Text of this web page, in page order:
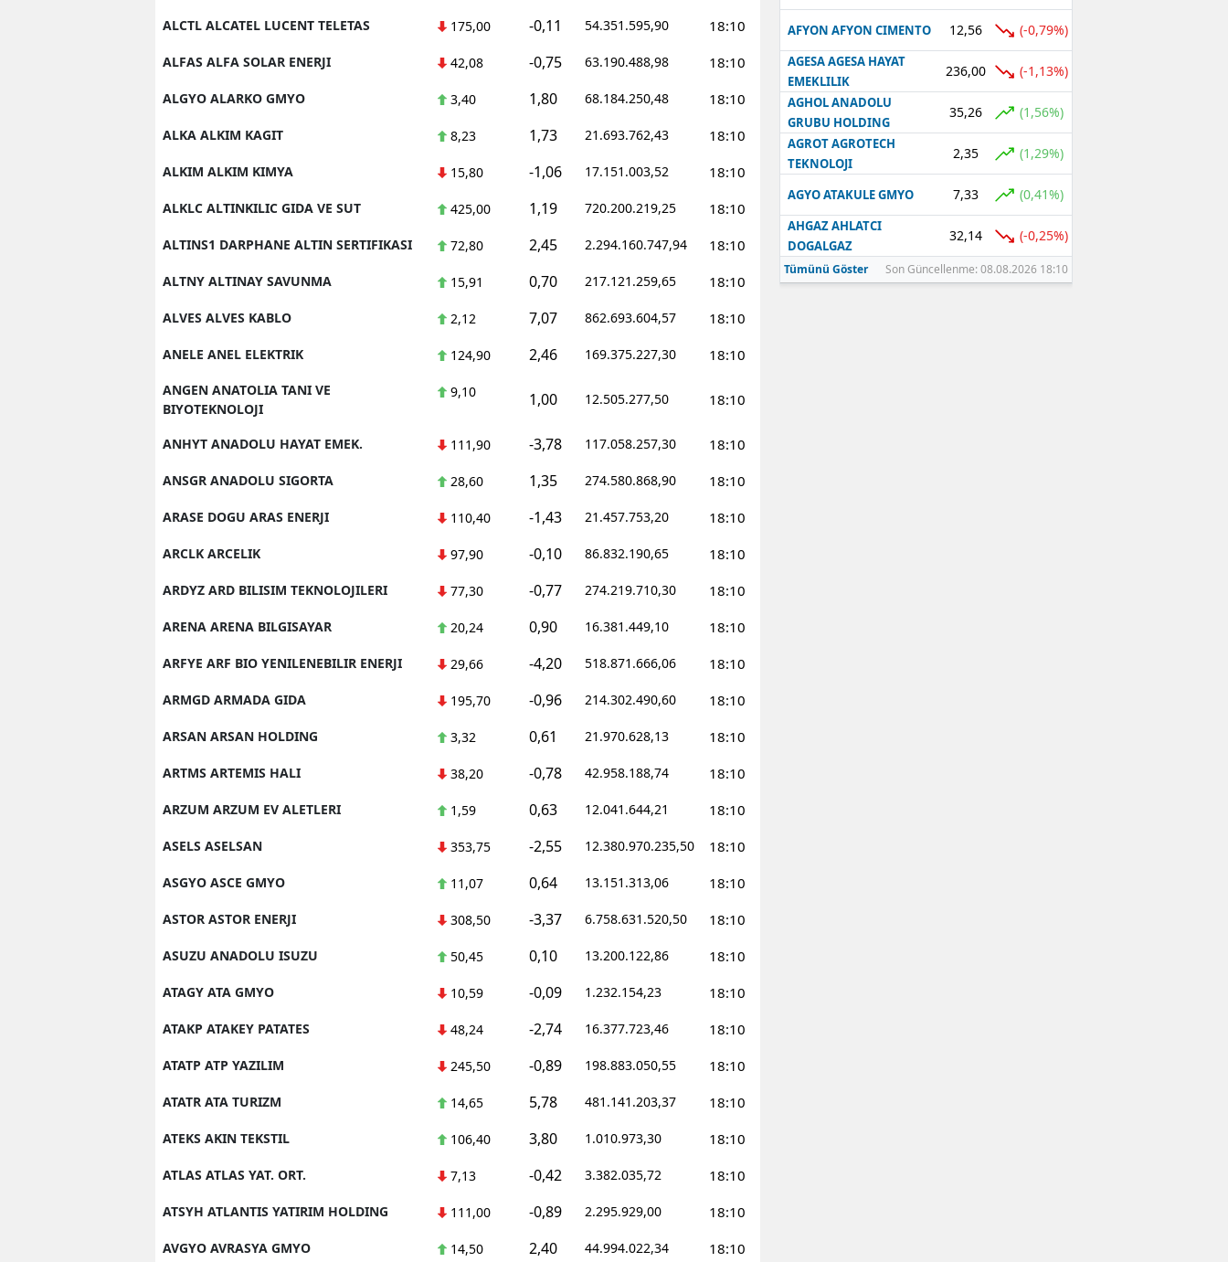
Sakarya
Samsun
Siirt
Sinop
Sivas
Tekirdağ
Tokat
Trabzon
Tunceli
Şanlıurfa
Uşak
Van
Yozgat
Zonguldak
Aksaray
Bayburt
Karaman
Kırıkkale
Batman
Şırnak
Bartın
Ardahan
Iğdır
Yalova
Karabük
Kilis
Osmaniye
Düzce
ALCTL ALCATEL LUCENT TELETAS 175,00 -0,11 54.351.595,90 18:10
ALFAS ALFA SOLAR ENERJI 42,08 -0,75 63.190.488,98 18:10
ALGYO ALARKO GMYO 3,40 1,80 68.184.250,48 18:10
ALKA ALKIM KAGIT 8,23 1,73 21.693.762,43 18:10
ALKIM ALKIM KIMYA 15,80 -1,06 17.151.003,52 18:10
ALKLC ALTINKILIC GIDA VE SUT 425,00 1,19 720.200.219,25 18:10
ALTINS1 DARPHANE ALTIN SERTIFIKASI 72,80 2,45 2.294.160.747,94 18:10
ALTNY ALTINAY SAVUNMA 15,91 0,70 217.121.259,65 18:10
ALVES ALVES KABLO 2,12 7,07 862.693.604,57 18:10
ANELE ANEL ELEKTRIK 124,90 2,46 169.375.227,30 18:10
ANGEN ANATOLIA TANI VE
BIYOTEKNOLOJI
9,10 1,00 12.505.277,50 18:10
ANHYT ANADOLU HAYAT EMEK. 111,90 -3,78 117.058.257,30 18:10
ANSGR ANADOLU SIGORTA 28,60 1,35 274.580.868,90 18:10
ARASE DOGU ARAS ENERJI 110,40 -1,43 21.457.753,20 18:10
ARCLK ARCELIK 97,90 -0,10 86.832.190,65 18:10
ARDYZ ARD BILISIM TEKNOLOJILERI 77,30 -0,77 274.219.710,30 18:10
ARENA ARENA BILGISAYAR 20,24 0,90 16.381.449,10 18:10
ARFYE ARF BIO YENILENEBILIR ENERJI 29,66 -4,20 518.871.666,06 18:10
ARMGD ARMADA GIDA 195,70 -0,96 214.302.490,60 18:10
ARSAN ARSAN HOLDING 3,32 0,61 21.970.628,13 18:10
ARTMS ARTEMIS HALI 38,20 -0,78 42.958.188,74 18:10
ARZUM ARZUM EV ALETLERI 1,59 0,63 12.041.644,21 18:10
ASELS ASELSAN 353,75 -2,55 12.380.970.235,50 18:10
ASGYO ASCE GMYO 11,07 0,64 13.151.313,06 18:10
ASTOR ASTOR ENERJI 308,50 -3,37 6.758.631.520,50 18:10
ASUZU ANADOLU ISUZU 50,45 0,10 13.200.122,86 18:10
ATAGY ATA GMYO 10,59 -0,09 1.232.154,23 18:10
ATAKP ATAKEY PATATES 48,24 -2,74 16.377.723,46 18:10
ATATP ATP YAZILIM 245,50 -0,89 198.883.050,55 18:10
ATATR ATA TURIZM 14,65 5,78 481.141.203,37 18:10
ATEKS AKIN TEKSTIL 106,40 3,80 1.010.973,30 18:10
ATLAS ATLAS YAT. ORT. 7,13 -0,42 3.382.035,72 18:10
ATSYH ATLANTIS YATIRIM HOLDING 111,00 -0,89 2.295.929,00 18:10
AVGYO AVRASYA GMYO 14,50 2,40 44.994.022,34 18:10
AFYON AFYON CIMENTO 12,56 (-0,79%)
AGESA AGESA HAYAT
EMEKLILIK
236,00 (-1,13%)
AGHOL ANADOLU
GRUBU HOLDING
35,26 (1,56%)
AGROT AGROTECH
TEKNOLOJI
2,35 (1,29%)
AGYO ATAKULE GMYO 7,33 (0,41%)
AHGAZ AHLATCI
DOGALGAZ
32,14 (-0,25%)
Tümünü Göster Son Güncellenme: 08.08.2026 18:10